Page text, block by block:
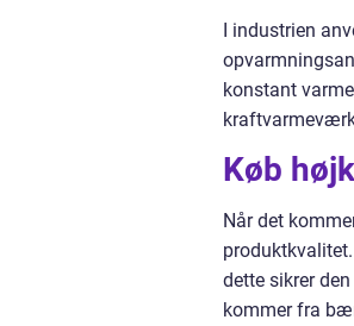
I industrien
konstant
Køb
Når det
dette sikrer
kommer fra